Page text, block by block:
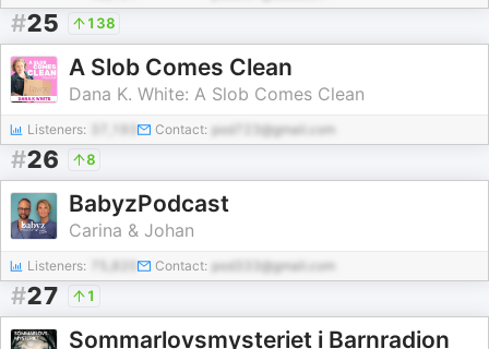
#25 138
A Slob Comes Clean
Dana K. White: A Slob Comes Clean
Listeners: Contact: pod723@gmail.com
#26 8
BabyzPodcast
Carina & Johan
Listeners: Contact: pod333@gmail.com
#27 1
Sommarlovsmysteriet i Barnradion